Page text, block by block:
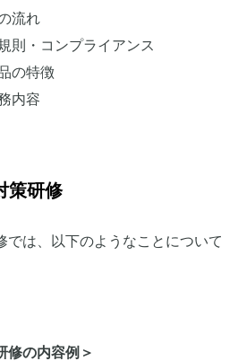
流れ
則・コンプライアンス
の特徴
内容
策研修
では、以下のようなことについて
修の内容例＞